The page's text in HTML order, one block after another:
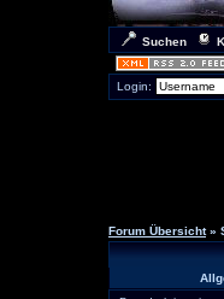
Suchen
Login:
Forum Übersicht»